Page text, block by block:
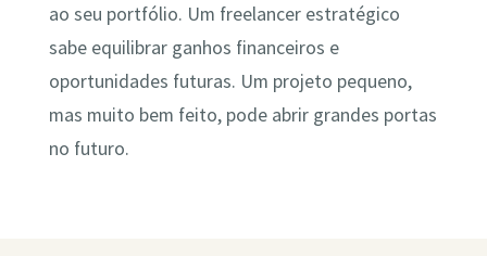
ao seu portfólio. Um freelancer estratégico
sabe equilibrar ganhos financeiros e
oportunidades futuras. Um projeto pequeno,
mas muito bem feito, pode abrir grandes portas
no futuro.